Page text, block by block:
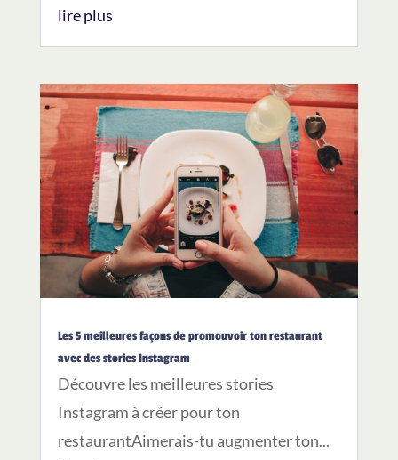
lire plus
Les 5 meilleures façons de promouvoir ton restaurant
avec des stories Instagram
Découvre les meilleures stories
Instagram à créer pour ton
restaurantAimerais-tu augmenter ton...